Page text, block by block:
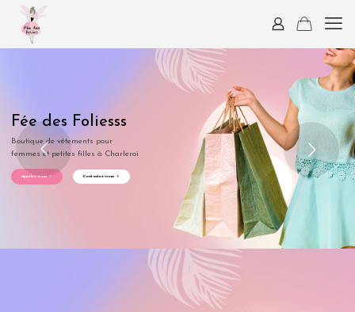
Fée des Foliesss
Boutique de vêtements pour
femmes et petites filles à Charleroi
Appelez-nous Contactez-nous